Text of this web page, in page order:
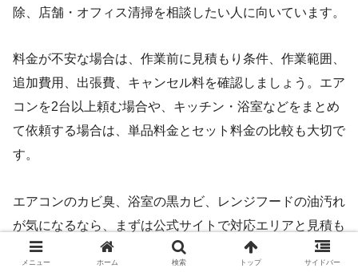
除、店舗・オフィス清掃を相談したい人に向いています。
料金が不安な場合は、作業前に見積もり条件、作業範囲、
追加費用、出張費、キャンセル料を確認しましょう。エア
コンを2台以上頼む場合や、キッチン・浴室などをまとめ
て依頼する場合は、単品料金とセット料金の比較も大切で
す。
エアコンのカビ臭、浴室の黒カビ、レンジフードの油汚れ
が気になるなら、まずは公式サイトで対応エリアと見積も
り条件を確認してみましょう。
メニュー ホーム 検索 トップ サイドバー